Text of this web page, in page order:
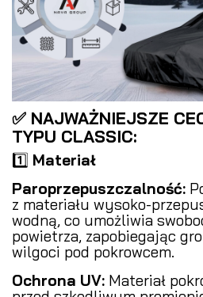
✅ NAJWAŻNIEJSZE
TYPU CLASSIC:
1️⃣ Materiał
Paroprzepuszczalność:
z materiału wysoko-
wodną, co umożliwia
powietrza, zapobiegając
wilgoci pod pokrowcem.
Ochrona UV: Materiał